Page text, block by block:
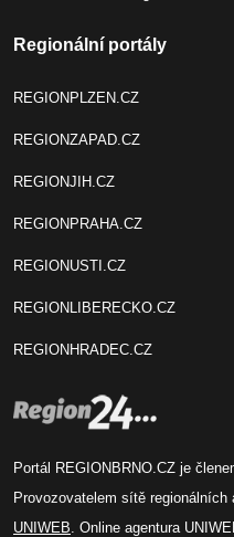
Regionální portály
REGIONPLZEN.CZ
REGIONZAPAD.CZ
REGIONJIH.CZ
REGIONPRAHA.CZ
REGIONUSTI.CZ
REGIONLIBERECKO.CZ
REGIONHRADEC.CZ
Portál REGIONBRNO.CZ je
Provozovatelem sítě
UNIWEB. Online agentura